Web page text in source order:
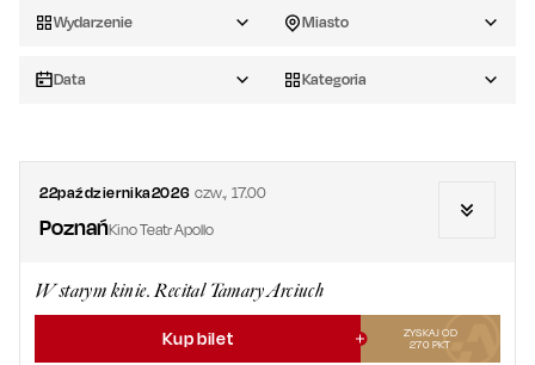
Wydarzenie Miasto
Data Kategoria
22października2026 czw.,17.00
PoznańKino Teatr Apollo
W starym kinie. Recital Tamary Arciuch
Kup bilet
ZYSKAJ OD
270 PKT